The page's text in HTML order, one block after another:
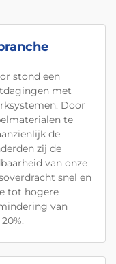
stond een
met
Door
te
de
zij de
van onze
snel en
tot hogere
van